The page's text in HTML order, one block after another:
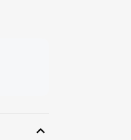
expand_more